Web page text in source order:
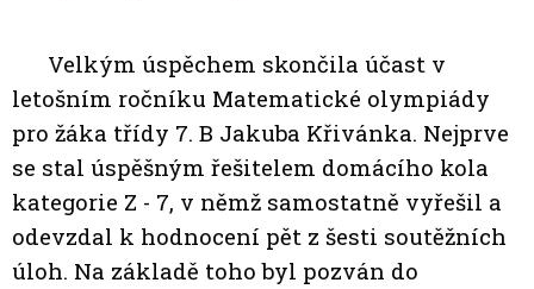
Velkým úspěchem skončila účast v
letošním ročníku Matematické olympiády
pro žáka třídy 7. B Jakuba Křivánka. Nejprve
se stal úspěšným řešitelem domácího kola
kategorie Z - 7, v němž samostatně vyřešil a
odevzdal k hodnocení pět z šesti soutěžních
úloh. Na základě toho byl pozván do